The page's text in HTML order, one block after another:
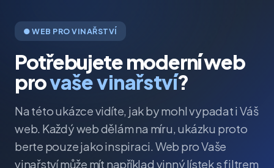
● WEB PRO VINAŘSTVÍ
Potřebujete moderní web
provaše vinařství?
Na této ukázce vidíte, jak by mohl vypadat i Váš
web. Každý web dělám na míru, ukázku proto
berte pouze jako inspiraci. Web pro Vaše
vinařství může mít například vinný lístek s filtrem